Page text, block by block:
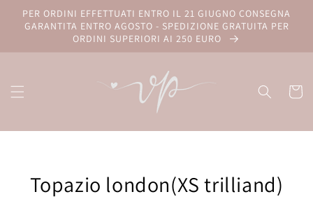
direttamente
ai contenuti
PER ORDINI EFFETTUATI ENTRO IL 21 GIUGNO CONSEGNA
GARANTITA ENTRO AGOSTO - SPEDIZIONE GRATUITA PER
ORDINI SUPERIORI AI 250 EURO
Carrello
sul prodotto
Topazio london(XS trilliand)